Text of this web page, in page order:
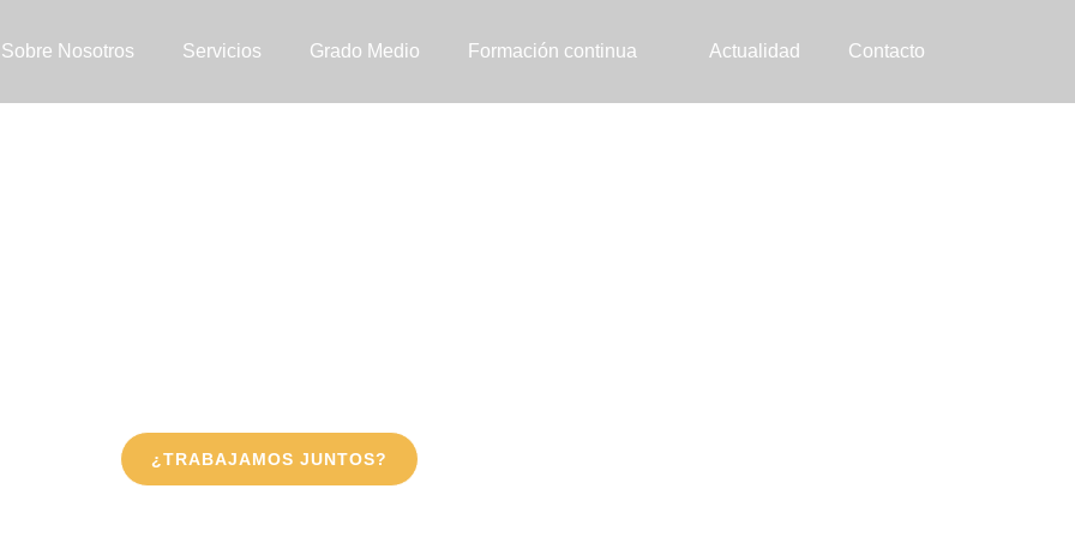
Sobre Nosotros Servicios Grado Medio Formación continua Actualidad Contacto
¿TRABAJAMOS JUNTOS?